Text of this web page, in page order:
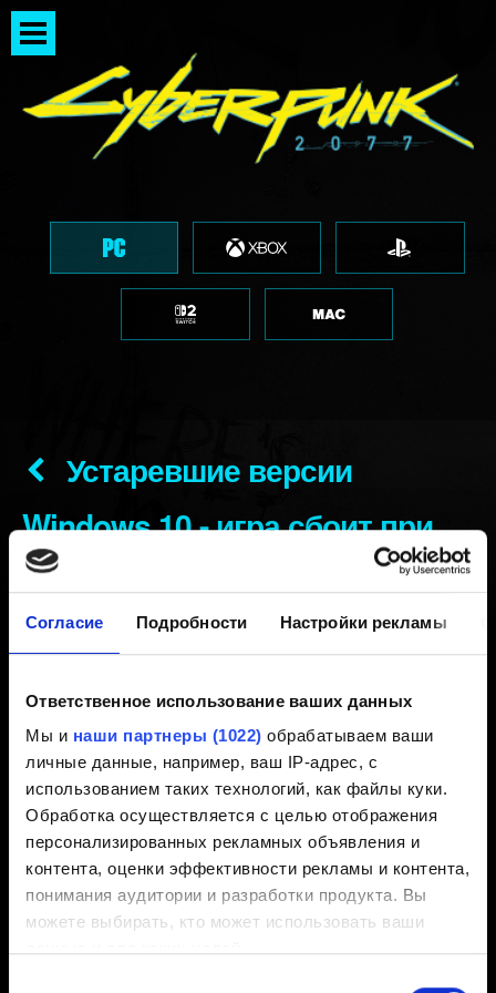
Согласие Подробности Настройки рекламы
Ответственное использование ваших данных
Мы и наши партнеры (1022) обрабатываем ваши
личные данные, например, ваш IP-адрес, с
использованием таких технологий, как файлы куки.
Обработка осуществляется с целью отображения
персонализированных рекламных объявления и
контента, оценки эффективности рекламы и контента,
понимания аудитории и разработки продукта. Вы
можете выбирать, кто может использовать ваши
Устаревшие версии
Windows 10 - игра сбоит при
запуске
Большинство сбоев случается на устаревших версиях
Windows 10, к примеру, на версиях 1607 (сборка
14393) и 1703 (сборка 15063). Это происходит потому,
чтообновленная версия DirectX 12 , которая
используется вCyberpunk 2077, была выпущена
позже, чем упомянутые сборки.
Если версия вашего Windows 10 ниже 2004, будьте
добры, обновите её до последней.Для проверки
версии вашей ОС нажмите Win+R и откройте "winver".